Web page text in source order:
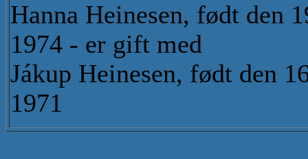
Hanna Heinesen, født den
1974 - er gift med
Jákup Heinesen, født den
1971